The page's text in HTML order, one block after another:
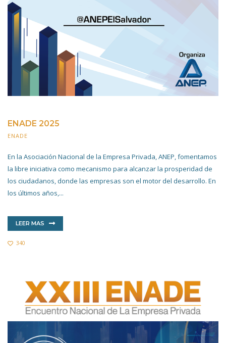
ENADE 2025
ENADE
En la Asociación Nacional de la Empresa Privada, ANEP, fomentamos
la libre iniciativa como mecanismo para alcanzar la prosperidad de
los ciudadanos, donde las empresas son el motor del desarrollo. En
los últimos años,...
LEER MAS
340